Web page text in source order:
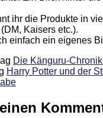
ihr die Produkte in
Kaisers etc.).
einfach ein eigenes
Die Känguru-
Harry Potter und der